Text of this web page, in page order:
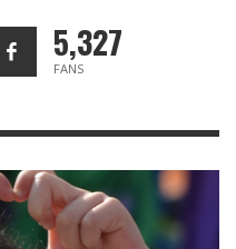
5,327
FANS